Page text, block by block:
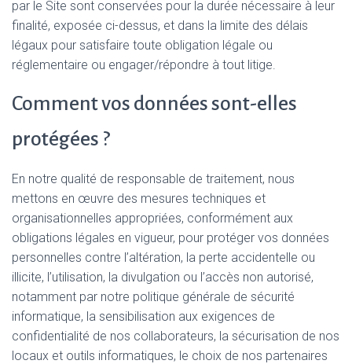
par le Site sont conservées pour la durée nécessaire à leur
finalité, exposée ci-dessus, et dans la limite des délais
légaux pour satisfaire toute obligation légale ou
réglementaire ou engager/répondre à tout litige.
Comment vos données sont-elles
protégées ?
En notre qualité de responsable de traitement, nous
mettons en œuvre des mesures techniques et
organisationnelles appropriées, conformément aux
obligations légales en vigueur, pour protéger vos données
personnelles contre l’altération, la perte accidentelle ou
illicite, l’utilisation, la divulgation ou l’accès non autorisé,
notamment par notre politique générale de sécurité
informatique, la sensibilisation aux exigences de
confidentialité de nos collaborateurs, la sécurisation de nos
locaux et outils informatiques, le choix de nos partenaires